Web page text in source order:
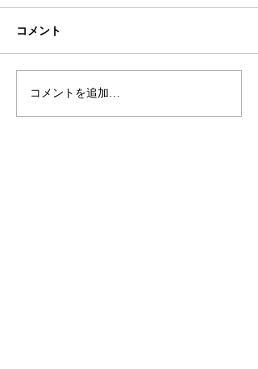
初ネイル
コメント
コメントを追加…